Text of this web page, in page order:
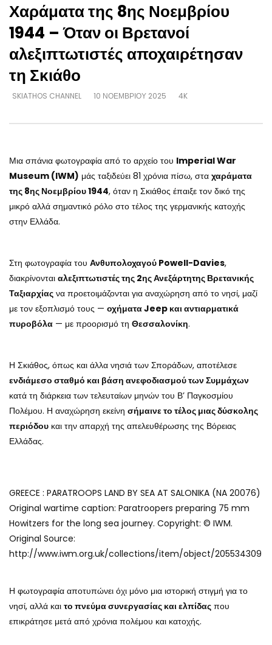
Χαράματα της 8ης Νοεμβρίου
1944 – Όταν οι Βρετανοί
αλεξιπτωτιστές αποχαιρέτησαν
τη Σκιάθο
SKIATHOS CHANNEL 10 ΝΟΕΜΒΡΊΟΥ 2025 4K
Μια σπάνια φωτογραφία από το αρχείο του Imperial War
Museum (IWM) μάς ταξιδεύει 81 χρόνια πίσω, στα χαράματα
της 8ης Νοεμβρίου 1944, όταν η Σκιάθος έπαιξε τον δικό της
μικρό αλλά σημαντικό ρόλο στο τέλος της γερμανικής κατοχής
στην Ελλάδα.
Στη φωτογραφία του Ανθυπολοχαγού Powell-Davies,
διακρίνονται αλεξιπτωτιστές της 2ης Ανεξάρτητης Βρετανικής
Ταξιαρχίας να προετοιμάζονται για αναχώρηση από το νησί, μαζί
με τον εξοπλισμό τους — οχήματα Jeep και αντιαρματικά
πυροβόλα — με προορισμό τη Θεσσαλονίκη.
Η Σκιάθος, όπως και άλλα νησιά των Σποράδων, αποτέλεσε
ενδιάμεσο σταθμό και βάση ανεφοδιασμού των Συμμάχων
κατά τη διάρκεια των τελευταίων μηνών του Β’ Παγκοσμίου
Πολέμου. Η αναχώρηση εκείνη σήμαινε το τέλος μιας δύσκολης
περιόδου και την απαρχή της απελευθέρωσης της Βόρειας
Ελλάδας.
GREECE : PARATROOPS LAND BY SEA AT SALONIKA (NA 20076)
Original wartime caption: Paratroopers preparing 75 mm
Howitzers for the long sea journey. Copyright: © IWM.
Original Source:
http://www.iwm.org.uk/collections/item/object/205534309
Η φωτογραφία αποτυπώνει όχι μόνο μια ιστορική στιγμή για το
νησί, αλλά και το πνεύμα συνεργασίας και ελπίδας που
επικράτησε μετά από χρόνια πολέμου και κατοχής.